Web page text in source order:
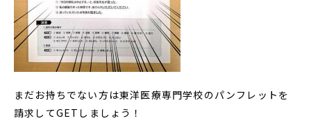
まだお持ちでない方は東洋医療専門学校のパンフレットを
請求してGETしましょう！